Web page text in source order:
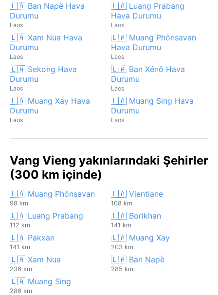
🇱🇦 Ban Napè Hava
Durumu
Laos
🇱🇦 Luang Prabang
Hava Durumu
Laos
🇱🇦 Xam Nua Hava
Durumu
Laos
🇱🇦 Muang Phônsavan
Hava Durumu
Laos
🇱🇦 Sekong Hava
Durumu
Laos
🇱🇦 Ban Xénô Hava
Durumu
Laos
🇱🇦 Muang Xay Hava
Durumu
Laos
🇱🇦 Muang Sing Hava
Durumu
Laos
Vang Vieng yakınlarındaki Şehirler
(300 km içinde)
🇱🇦 Muang Phônsavan
98 km
🇱🇦 Vientiane
108 km
🇱🇦 Luang Prabang
112 km
🇱🇦 Borikhan
141 km
🇱🇦 Pakxan
141 km
🇱🇦 Muang Xay
203 km
🇱🇦 Xam Nua
236 km
🇱🇦 Ban Napè
285 km
🇱🇦 Muang Sing
286 km